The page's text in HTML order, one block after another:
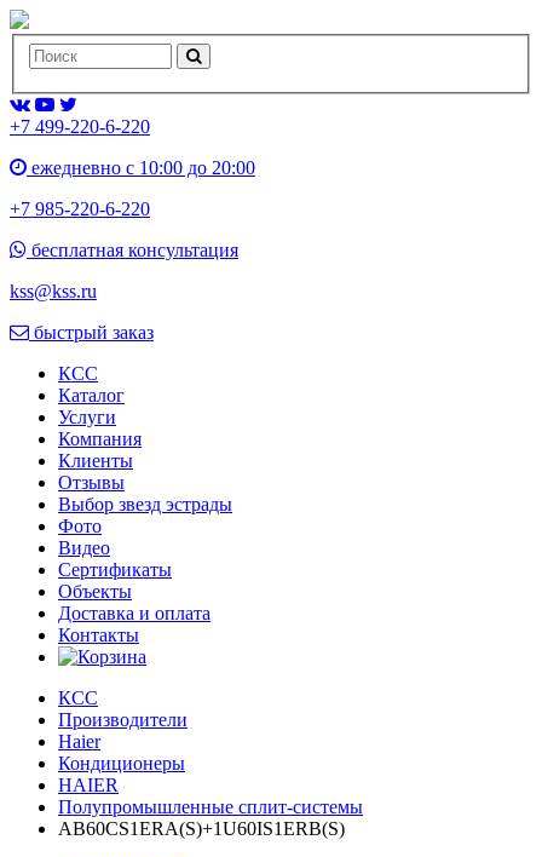
+7 499-220-6-220
ежедневно с 10:00 до 20:00
+7 985-220-6-220
бесплатная консультация
kss@kss.ru
быстрый заказ
КСС
Каталог
Услуги
Компания
Клиенты
Oтзывы
Выбор звезд эстрады
Фото
Видео
Сертификаты
Объекты
Доставка и оплата
Контакты
КСС
Производители
Haier
Кондиционеры
HAIER
Полупромышленные сплит-системы
AB60CS1ERA(S)+1U60IS1ERB(S)